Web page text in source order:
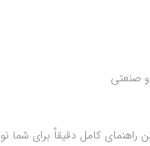
صنعتی
راهنمای کامل دقیقاً برای